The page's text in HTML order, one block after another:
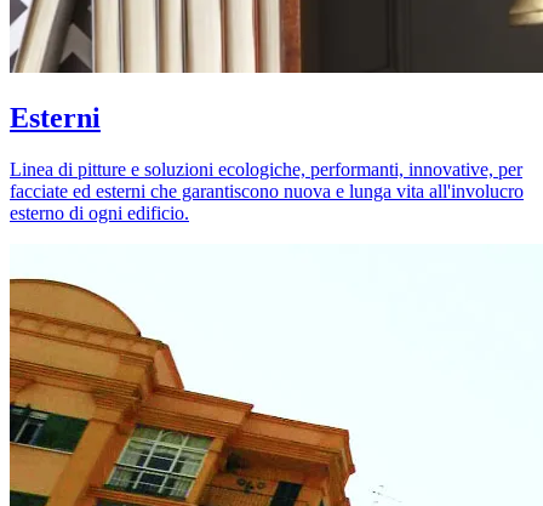
Esterni
Linea di pitture e soluzioni ecologiche, performanti, innovative, per
facciate ed esterni che garantiscono nuova e lunga vita all'involucro
esterno di ogni edificio.